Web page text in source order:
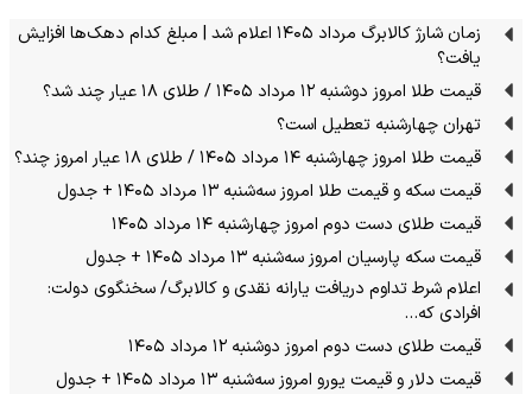
زمان شارژ کالابرگ مرداد ۱۴۰۵ اعلام شد | مبلغ کدام دهک‌ها افزایش
یافت؟
قیمت طلا امروز دوشنبه ۱۲ مرداد ۱۴۰۵ / طلای ۱۸ عیار چند شد؟
تهران چهارشنبه تعطیل است؟
قیمت طلا امروز چهارشنبه ۱۴ مرداد ۱۴۰۵ / طلای ۱۸ عیار امروز چند؟
قیمت سکه و قیمت طلا امروز سه‌شنبه ۱۳ مرداد ۱۴۰۵ + جدول
قیمت طلای دست دوم امروز چهارشنبه ۱۴ مرداد ۱۴۰۵
قیمت سکه پارسیان امروز سه‌شنبه ۱۳ مرداد ۱۴۰۵ + جدول
اعلام شرط تداوم دریافت یارانه نقدی و کالابرگ/ سخنگوی دولت:
افرادی که…
قیمت طلای دست دوم امروز دوشنبه ۱۲ مرداد ۱۴۰۵
قیمت دلار و قیمت یورو امروز سه‌شنبه ۱۳ مرداد ۱۴۰۵ + جدول